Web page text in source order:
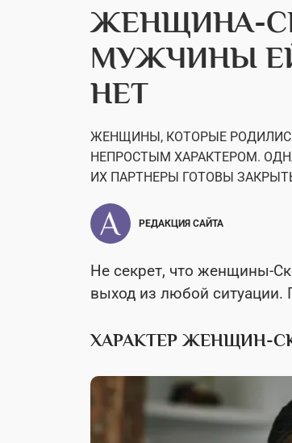
ЖЕНЩИНА-
МУЖЧИНЫ
НЕТ
ЖЕНЩИНЫ, КОТОРЫЕ
НЕПРОСТЫМ ХАРАКТЕРОМ.
ИХ ПАРТНЕРЫ ГОТОВЫ
РЕДАКЦИЯ САЙТА
Не секрет, что женщины-
выход из любой ситуации.
ХАРАКТЕР ЖЕНЩИН-